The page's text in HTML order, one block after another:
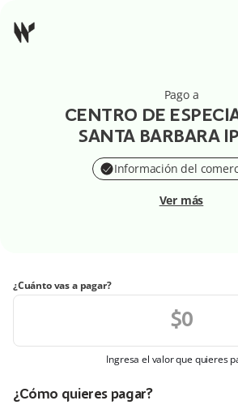
Pago a
CENTRO DE
SANTA BARBARA
Información del
Ver más
¿Cuánto vas a pagar?
Ingresa el valor que quieres
¿Cómo quieres pagar?